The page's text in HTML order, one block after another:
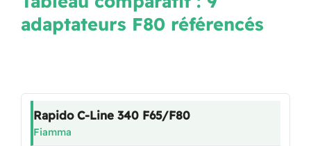
adaptateurs F80 référencés
Rapido C-Line 340 F65/F80
Fiamma